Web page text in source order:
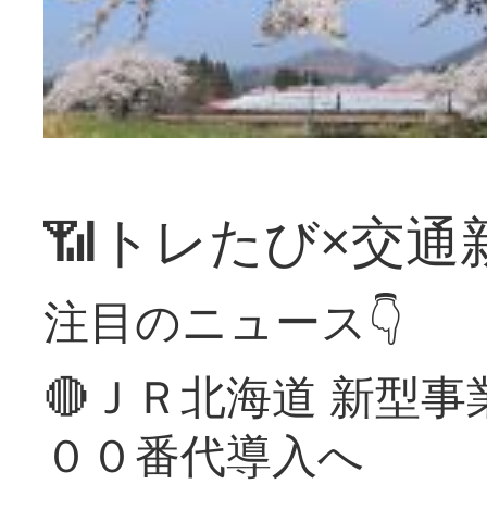
📶トレたび×交通
注目のニュース👇
🔴ＪＲ北海道 新型
００番代導入へ